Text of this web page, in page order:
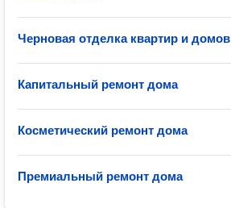
Черновая отделка квартир и домов
Капитальный ремонт дома
Косметический ремонт дома
Премиальный ремонт дома